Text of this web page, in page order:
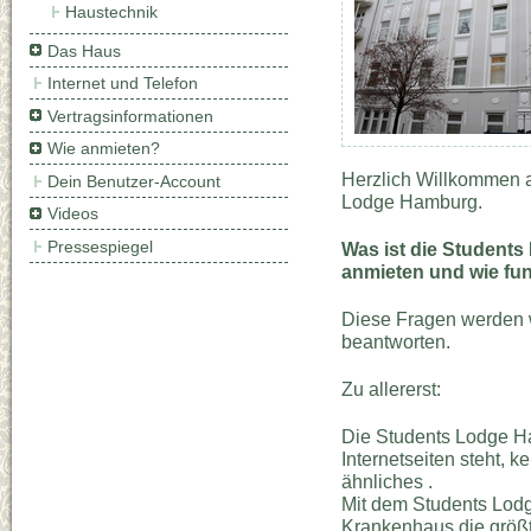
Haustechnik
Das Haus
Internet und Telefon
Vertragsinformationen
Wie anmieten?
Dein Benutzer-Account
Videos
Pressespiegel
Herzlich Willkommen
Lodge Hamburg.
Was ist die Students
anmieten und wie
Diese Fragen werden
beantworten.
Zu allererst:
Die Students Lodge
Internetseiten steht,
ähnliches .
Mit dem Students
Krankenhaus die